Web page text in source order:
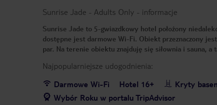
Sunrise Jade - Adults Only - informacje
Sunrise Jade to 5-gwiazdkowy hotel położony
dostępne jest darmowe Wi-Fi. Obiekt przeznaczony
par. Na terenie obiektu znajduję się siłownia i sauna,
Najpopularniejsze udogodnienia:
Darmowe Wi-Fi
Hotel 16+ Kryty basen
Wybór Roku w portalu TripAdvisor